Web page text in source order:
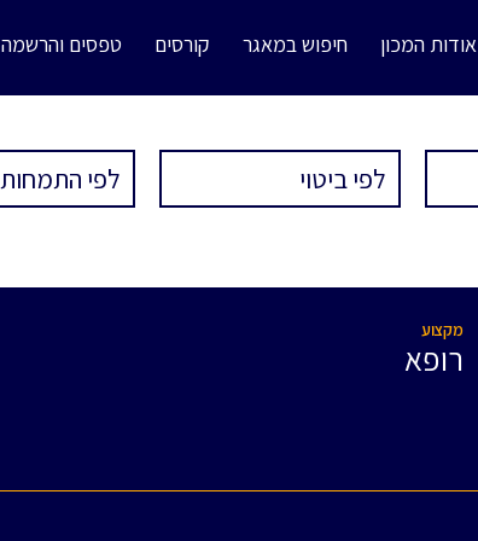
אודות המכון חיפוש במאגר קורסים טפסים והרשמה
מקצוע
רופא